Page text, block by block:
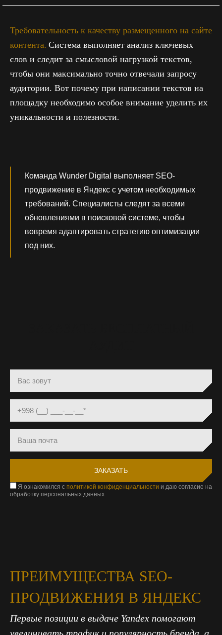
Требовательность к качеству размещенного на сайте
контента. Система выполняет анализ ключевых
слов и следит за смысловой нагрузкой текстов,
чтобы они максимально точно отвечали запросу
аудитории. Вот почему при написании текстов на
площадку необходимо особое внимание уделить их
уникальности и полезности.
Команда Wunder Digital выполняет SEO-
продвижение в Яндекс с учетом необходимых
требований. Специалисты следят за всеми
обновлениями в поисковой системе, чтобы
вовремя адаптировать стратегию оптимизации
под них.
Я ознакомился с политикой конфиденциальности и даю согласие на
обработку персональных данных
ПРЕИМУЩЕСТВА SEO-
ПРОДВИЖЕНИЯ В ЯНДЕКС
Первые позиции в выдаче Yandex помогают